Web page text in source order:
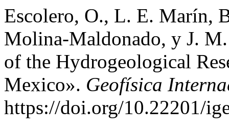
Escolero, O., L. E. Marín,
Molina-Maldonado, y J.
of the Hydrogeological
Mexico». Geofísica
https://doi.org/10.22201/